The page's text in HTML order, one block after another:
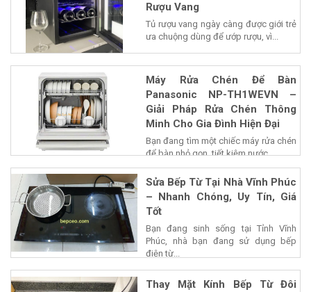
Rượu Vang
Tủ rượu vang ngày càng được giới trẻ
ưa chuộng dùng để ướp rượu, vì...
Máy Rửa Chén Để Bàn
Panasonic NP-TH1WEVN –
Giải Pháp Rửa Chén Thông
Minh Cho Gia Đình Hiện Đại
Bạn đang tìm một chiếc máy rửa chén
để bàn nhỏ gọn, tiết kiệm nước...
Sửa Bếp Từ Tại Nhà Vĩnh Phúc
– Nhanh Chóng, Uy Tín, Giá
Tốt
Bạn đang sinh sống tại Tỉnh Vĩnh
Phúc, nhà bạn đang sử dụng bếp
điện từ...
Thay Mặt Kính Bếp Từ Đôi